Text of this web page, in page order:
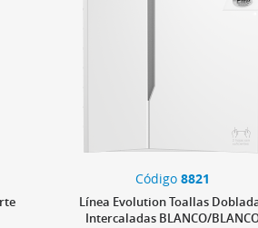
Código 8821
Línea Evolution Toallas
Intercaladas BLANCO/